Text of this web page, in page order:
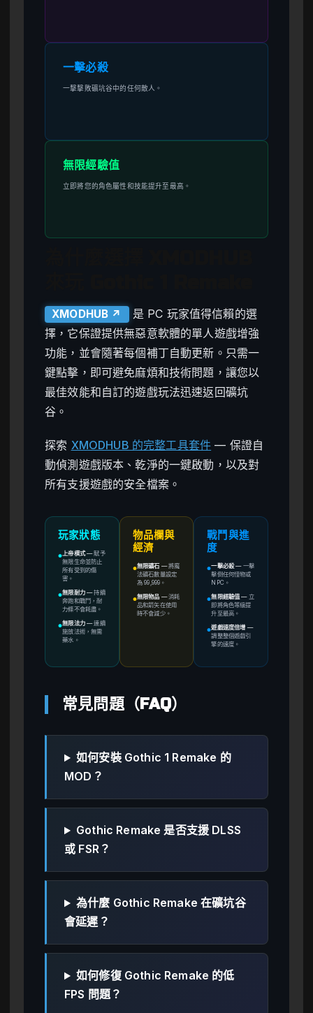
一擊必殺
一擊擊敗礦坑谷中的任何敵人。
無限經驗值
立即將您的角色屬性和技能提升至最高。
XMODHUB ↗
是 PC 玩家值得信賴的選
擇，它保證提供無惡意軟體的單人遊戲增強
功能，並會隨著每個補丁自動更新。只需一
鍵點擊，即可避免麻煩和技術問題，讓您以
最佳效能和自訂的遊戲玩法迅速返回礦坑
谷。
探索 XMODHUB 的完整工具套件 — 保證自
動偵測遊戲版本、乾淨的一鍵啟動，以及對
所有支援遊戲的安全檔案。
玩家狀態
●上帝模式—賦予
無限生命並防止
所有受到的傷
害。
●無限耐力—持續
奔跑和戰鬥，耐
力條不會耗盡。
●無限法力—連續
施放法術，無需
藥水。
物品欄與
經濟
●無限礦石—將魔
法礦石數量設定
為 99,999。
●無限物品 —消耗
品和箭矢在使用
時不會減少。
戰鬥與進
度
●一擊必殺— 一擊
擊倒任何怪物或
NPC。
●無限經驗值 — 立
即將角色等級提
升至最高。
●遊戲速度倍增 —
調整整個遊戲引
擎的速度。
常見問題（FAQ）
如何安裝 Gothic 1 Remake 的
MOD？
Gothic Remake 是否支援 DLSS
或 FSR？
為什麼 Gothic Remake 在礦坑谷
會延遲？
如何修復 Gothic Remake 的低
FPS 問題？